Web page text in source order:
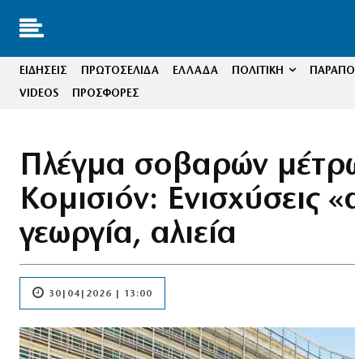
ΕΙΔΗΣΕΙΣ ΠΡΩΤΟΣΕΛΙΔΑ ΕΛΛΑΔΑ ΠΟΛΙΤΙΚΗ
VIDEOS
ΠΡΟΣΦΟΡΕΣ
Πλέγμα σοβαρών
Κομισιόν: Ενισχύσεις
γεωργία, αλιεία
30|04|2026 | 13:00